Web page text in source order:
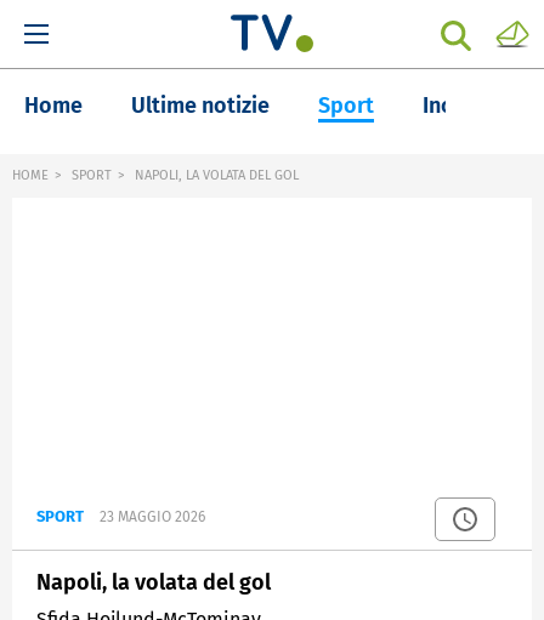
Home Ultime notizie Sport Inchieste
HOME SPORT NAPOLI, LA VOLATA DEL GOL
SPORT 23 MAGGIO 2026
Napoli, la volata del gol